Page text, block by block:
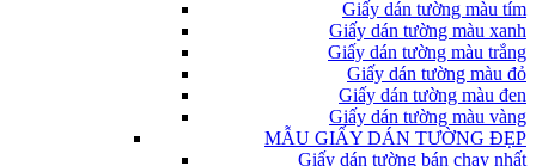
Giấy dán tường màu tím
Giấy dán tường màu xanh
Giấy dán tường màu trắng
Giấy dán tường màu đỏ
Giấy dán tường màu đen
Giấy dán tường màu vàng
MẪU GIẤY DÁN TƯỜNG ĐẸP
Giấy dán tường bán chạy nhất